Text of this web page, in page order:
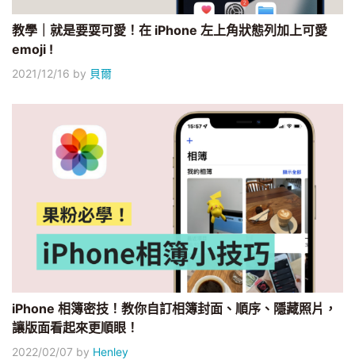
教學｜就是要耍可愛！在 iPhone 左上角狀態列加上可愛
emoji !
2021/12/16 by 貝爾
iPhone 相簿密技！教你自訂相簿封面、順序、隱藏照片，
讓版面看起來更順眼！
2022/02/07 by Henley